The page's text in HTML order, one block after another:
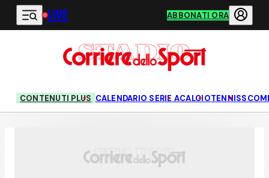
Vai al contenuto principale
LIVE ABBONATI ORA
CONTENUTI PLUS CALENDARIO SERIE ACALCIOTENNIS